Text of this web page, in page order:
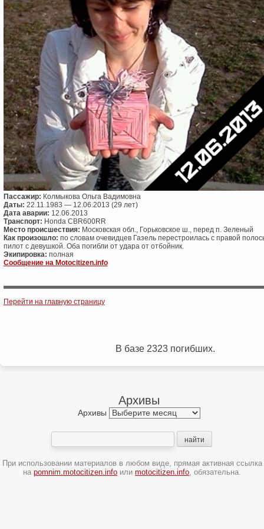
Пассажир: Колмыкова Ольга Вадимовна
Даты: 22.11.1983 — 12.06.2013 (29 лет)
Дата аварии: 12.06.2013
Транспорт: Honda CBR600RR
Место происшествия: Московская обл., Горьковское ш., перед п. Зеленый
Как произошло: по словам очевидцев Газель перестроилась с правой
пилот с девушкой. Оба погибли от удара от отбойник.
Экипировка: полная
Сообщение на Motocitizen.info
Post navigation
Перейти на главную страницу
В базе 2323 погибших.
Архивы
Архивы
При использовании материалов в любом виде, прямая активная ссылка
на pomnim.motocitizen.info или motocitizen.info , обязательна.